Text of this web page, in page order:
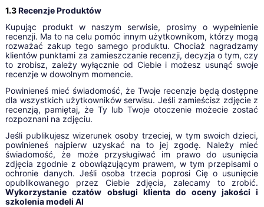
1.3Recenzje Produktów
Kupując produkt w naszym serwisie, prosimy o wypełnienie
recenzji. Ma to na celu pomóc innym użytkownikom, którzy mogą
rozważać zakup tego samego produktu. Chociaż nagradzamy
klientów punktami za zamieszczanie recenzji, decyzja o tym, czy
to zrobisz, zależy wyłącznie od Ciebie i możesz usunąć swoje
recenzje w dowolnym momencie.
Powinieneś mieć świadomość, że Twoje recenzje będą dostępne
dla wszystkich użytkowników serwisu. Jeśli zamieścisz zdjęcie z
recenzją, pamiętaj, że Ty lub Twoje otoczenie możecie zostać
rozpoznani na zdjęciu.
Jeśli publikujesz wizerunek osoby trzeciej, w tym swoich dzieci,
powinieneś najpierw uzyskać na to jej zgodę. Należy mieć
świadomość, że może przysługiwać im prawo do usunięcia
zdjęcia zgodnie z obowiązującym prawem, w tym przepisami o
ochronie danych. Jeśli osoba trzecia poprosi Cię o usunięcie
opublikowanego przez Ciebie zdjęcia, zalecamy to zrobić.
Wykorzystanie czatów obsługi klienta do oceny jakości i
szkolenia modeli AI